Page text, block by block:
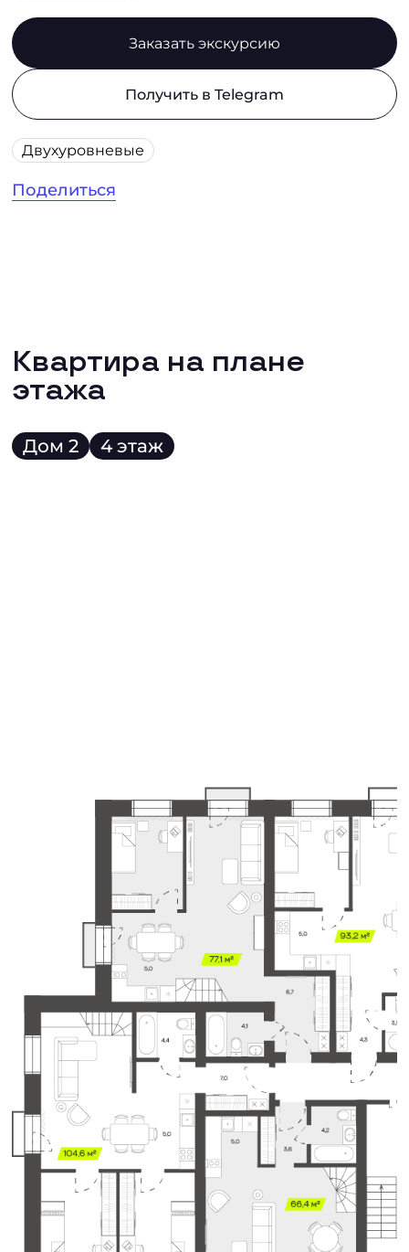
Заказать экскурсию
Получить в Telegram
Двухуровневые
Поделиться
Квартира на плане
этажа
Дом 2 4 этаж